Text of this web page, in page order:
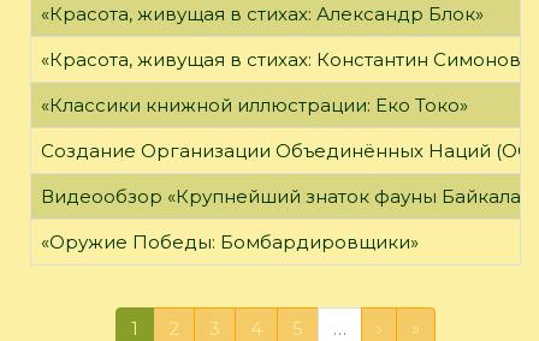
«Красота, живущая в стихах: Александр Блок»
«Красота, живущая в стихах: Константин Симонов»
«Классики книжной иллюстрации: Еко Токо»
Создание Организации Объединённых Наций
Видеообзор «Крупнейший знаток фауны Байкала»
«Оружие Победы: Бомбардировщики»
1 2 3 4 5 … › »